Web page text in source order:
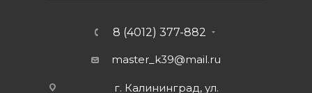
8 (4012) 377-882
master_k39@mail.ru
г. Калининград, ул.